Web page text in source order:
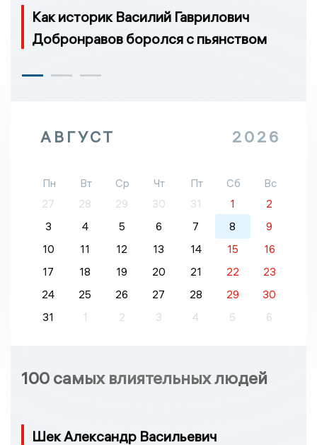
Как историк Василий Гаврилович
Добронравов боролся с пьянством
АВГУСТ 2026
Пн Вт Ср Чт Пт Сб
Вс
27
28 29 30 31 1
2
3
4 5 6 7 8
9
10
11 12 13 14 15
16
17
18 19 20 21 22
23
24
25 26 27 28 29
30
31
1 2 3 4 5 6
100 самых влиятельных людей
Шек Александр Васильевич